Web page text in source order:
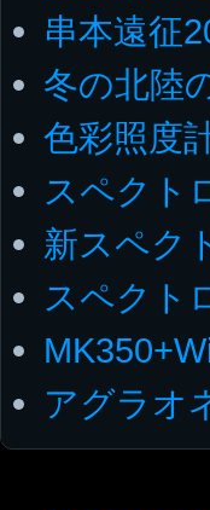
串本遠征
冬の北陸
色彩照度
スペクト
新スペク
スペクト
アグラオ